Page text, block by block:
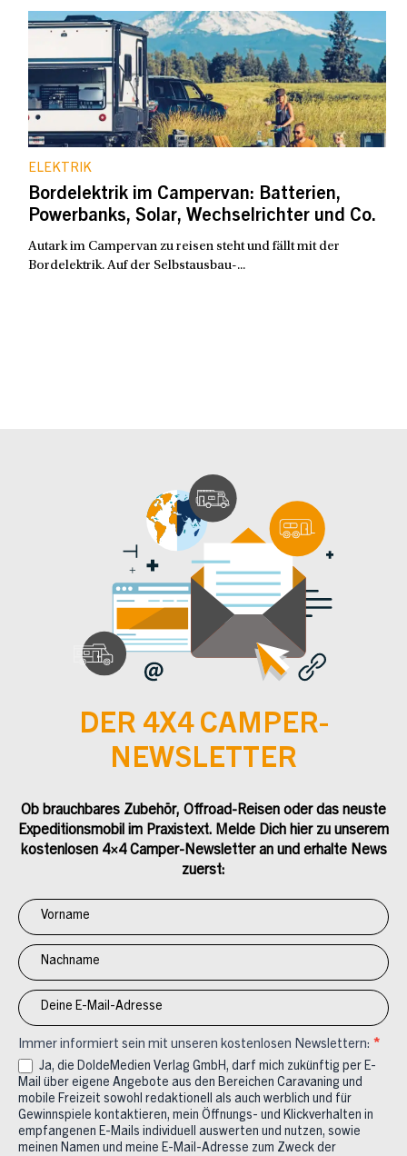
ELEKTRIK
Bordelektrik im Campervan: Batterien,
Powerbanks, Solar, Wechselrichter und Co.
Autark im Campervan zu reisen steht und fällt mit der
Bordelektrik. Auf der Selbstausbau-...
DER 4X4 CAMPER-
NEWSLETTER
Ob brauchbares Zubehör, Offroad-Reisen oder das neuste
Expeditionsmobil im Praxistext. Melde Dich hier zu unserem
kostenlosen 4×4 Camper-Newsletter an und erhalte News
zuerst:
Newsletter
Anmeldung
4x4
Immer informiert sein mit unseren kostenlosen Newslettern: *
Ja, die DoldeMedien Verlag GmbH, darf mich zukünftig per E-
Mail über eigene Angebote aus den Bereichen Caravaning und
mobile Freizeit sowohl redaktionell als auch werblich und für
Gewinnspiele kontaktieren, mein Öffnungs- und Klickverhalten in
empfangenen E-Mails individuell auswerten und nutzen, sowie
meinen Namen und meine E-Mail-Adresse zum Zweck der